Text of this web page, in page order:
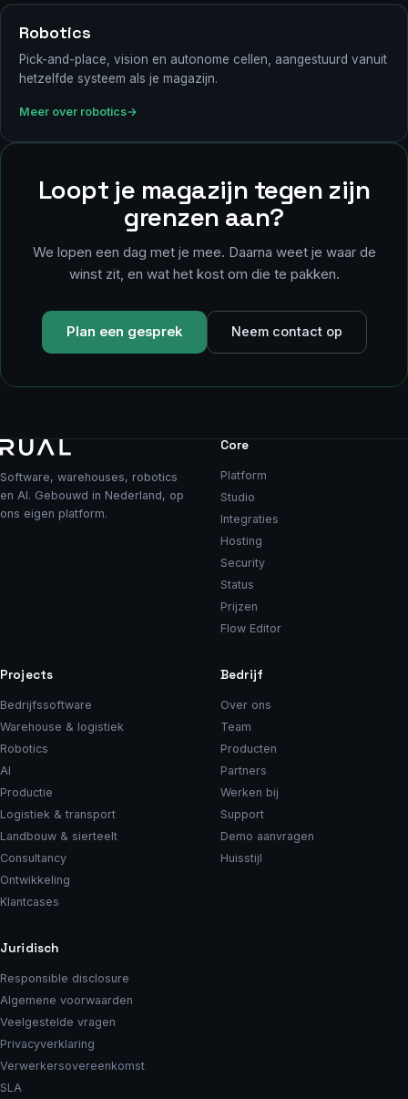
Robotics
Pick-and-place, vision en autonome cellen, aangestuurd vanuit
hetzelfde systeem als je magazijn.
Meer over robotics
Loopt je magazijn tegen zijn
grenzen aan?
We lopen een dag met je mee. Daarna weet je waar de
winst zit, en wat het kost om die te pakken.
Plan een gesprek Neem contact op
Software, warehouses, robotics
en AI. Gebouwd in Nederland, op
ons eigen platform.
Core
Platform
Studio
Integraties
Hosting
Security
Status
Prijzen
Flow Editor
Projects
Bedrijfssoftware
Warehouse & logistiek
Robotics
AI
Productie
Logistiek & transport
Landbouw & sierteelt
Consultancy
Ontwikkeling
Klantcases
Bedrijf
Over ons
Team
Producten
Partners
Werken bij
Support
Demo aanvragen
Huisstijl
Juridisch
Responsible disclosure
Algemene voorwaarden
Veelgestelde vragen
Privacyverklaring
Verwerkersovereenkomst
SLA